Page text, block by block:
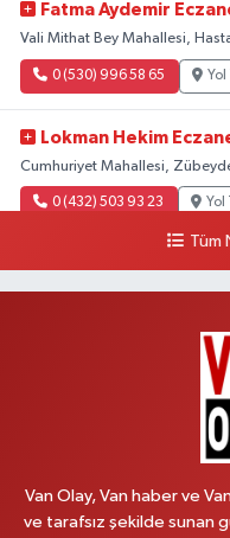
Fatma Aydemir
Vali Mithat Bey Mahallesi,
0 (530) 996 58 65 Yol
Lokman Hekim
Cumhuriyet Mahallesi,
0 (432) 503 93 23 Yol
Vanyolu Mahallesi, Kara Yusuf
Yol
Cumhuriyet Mahallesi, Konak
Yol
Yiğit Eczanesi
Tüm
Van Olay, Van haber ve
ve tarafsız şekilde sunan